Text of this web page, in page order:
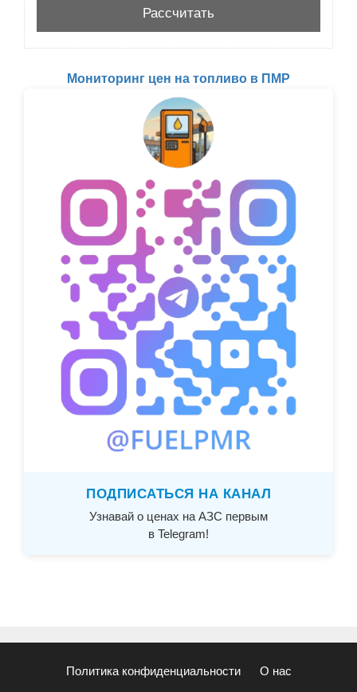
Мониторинг цен на топливо в ПМР
ПОДПИСАТЬСЯ НА КАНАЛ
Узнавай о ценах на АЗС первым
в Telegram!
Политика конфиденциальности О нас